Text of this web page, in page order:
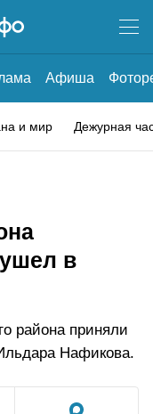
Афиша
и мир Дежурная
в
района приняли
Нафикова.